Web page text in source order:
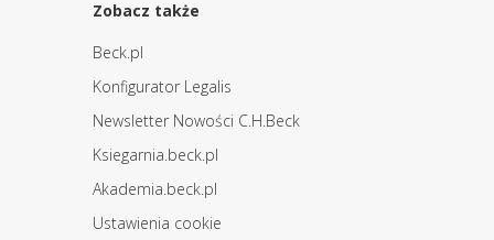
Zobacz także
Beck.pl
Konfigurator Legalis
Newsletter Nowości C.H.Beck
Ksiegarnia.beck.pl
Akademia.beck.pl
Ustawienia cookie